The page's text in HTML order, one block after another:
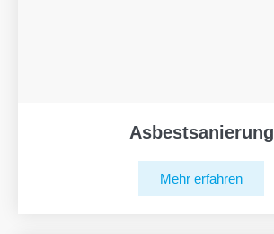
Asbestsanierung
Mehr erfahren